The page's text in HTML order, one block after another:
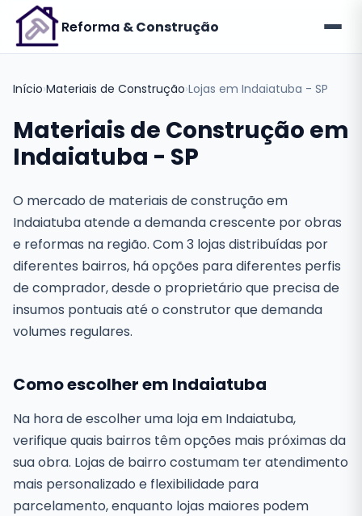
Reforma & Construção
Início›Materiais de Construção›Lojas em Indaiatuba - SP
Materiais de Construção em
Indaiatuba - SP
O mercado de materiais de construção em
Indaiatuba atende a demanda crescente por obras
e reformas na região. Com 3 lojas distribuídas por
diferentes bairros, há opções para diferentes perfis
de comprador, desde o proprietário que precisa de
insumos pontuais até o construtor que demanda
volumes regulares.
Como escolher em Indaiatuba
Na hora de escolher uma loja em Indaiatuba,
verifique quais bairros têm opções mais próximas da
sua obra. Lojas de bairro costumam ter atendimento
mais personalizado e flexibilidade para
parcelamento, enquanto lojas maiores podem